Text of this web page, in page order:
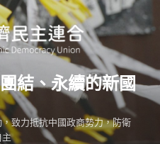
結、永續的新國
致力抵抗中國政商勢力，防衛